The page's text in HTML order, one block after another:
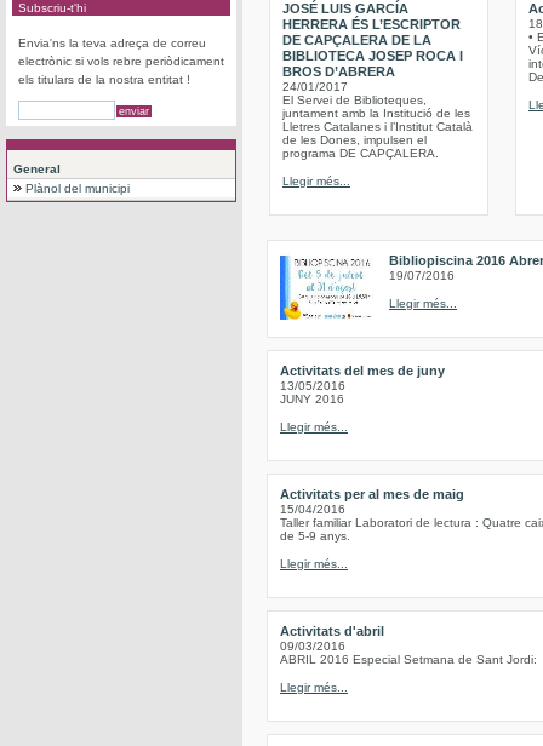
Subscriu-t'hi
Envia'ns la teva adreça de correu
electrònic si vols rebre periòdicament
els titulars de la nostra entitat !
General
Plànol del municipi
JOSÉ LUIS GARCÍA
HERRERA ÉS L’ESCRIPTOR
DE CAPÇALERA DE LA
BIBLIOTECA JOSEP ROCA I
BROS D’ABRERA
24/01/2017
El Servei de Biblioteques,
juntament amb la Institució de les
Lletres Catalanes i l’Institut Català
de les Dones, impulsen el
programa DE CAPÇALERA.
Llegir més...
•
Bibliopiscina 2016
19/07/2016
Llegir més...
Activitats del mes de juny
13/05/2016
JUNY 2016
Llegir més...
Activitats per al mes de maig
15/04/2016
Taller familiar Laboratori de lectura : Quatre
de 5-9 anys.
Llegir més...
Activitats d'abril
09/03/2016
ABRIL 2016 Especial Setmana de Sant Jordi:
Llegir més...